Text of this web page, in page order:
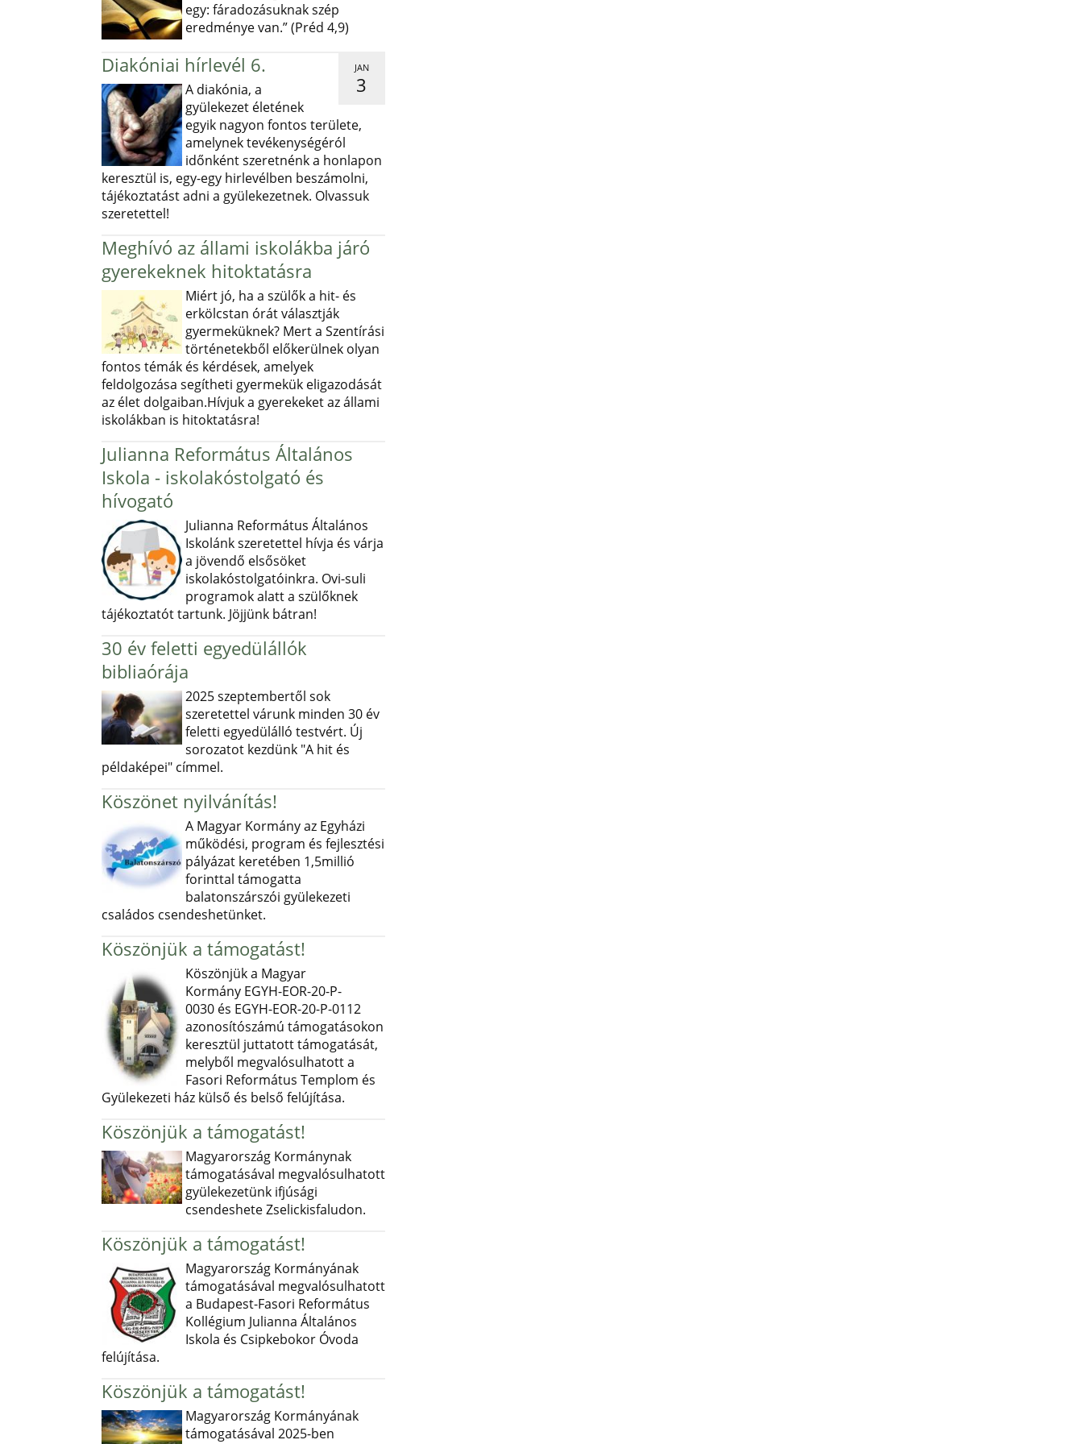
egy: fáradozásuknak szép
eredménye van.” (Préd 4,9)
JAN
3
Diakóniai hírlevél 6.
A diakónia, a
gyülekezet életének
egyik nagyon fontos területe,
amelynek tevékenységéról
időnként szeretnénk a honlapon
keresztül is, egy-egy hirlevélben beszámolni,
tájékoztatást adni a gyülekezetnek. Olvassuk
szeretettel!
Meghívó az állami iskolákba járó
gyerekeknek hitoktatásra
Miért jó, ha a szülők a hit- és
erkölcstan órát választják
gyermeküknek? Mert a Szentírási
történetekből előkerülnek olyan
fontos témák és kérdések, amelyek
feldolgozása segítheti gyermekük eligazodását
az élet dolgaiban.Hívjuk a gyerekeket az állami
iskolákban is hitoktatásra!
Julianna Református Általános
Iskola - iskolakóstolgató és
hívogató
Julianna Református Általános
Iskolánk szeretettel hívja és várja
a jövendő elsősöket
iskolakóstolgatóinkra. Ovi-suli
programok alatt a szülőknek
tájékoztatót tartunk. Jöjjünk bátran!
30 év feletti egyedülállók
bibliaórája
2025 szeptembertől sok
szeretettel várunk minden 30 év
feletti egyedülálló testvért. Új
sorozatot kezdünk "A hit és
példaképei" címmel.
Köszönet nyilvánítás!
A Magyar Kormány az Egyházi
működési, program és fejlesztési
pályázat keretében 1,5millió
forinttal támogatta
balatonszárszói gyülekezeti
családos csendeshetünket.
Köszönjük a támogatást!
Köszönjük a Magyar
Kormány EGYH-EOR-20-P-
0030 és EGYH-EOR-20-P-0112
azonosítószámú támogatásokon
keresztül juttatott támogatását,
melyből megvalósulhatott a
Fasori Református Templom és
Gyülekezeti ház külső és belső felújítása.
Köszönjük a támogatást!
Magyarország Kormánynak
támogatásával megvalósulhatott
gyülekezetünk ifjúsági
csendeshete Zselickisfaludon.
Köszönjük a támogatást!
Magyarország Kormányának
támogatásával megvalósulhatott
a Budapest-Fasori Református
Kollégium Julianna Általános
Iskola és Csipkebokor Óvoda
felújítása.
Köszönjük a támogatást!
Magyarország Kormányának
támogatásával 2025-ben